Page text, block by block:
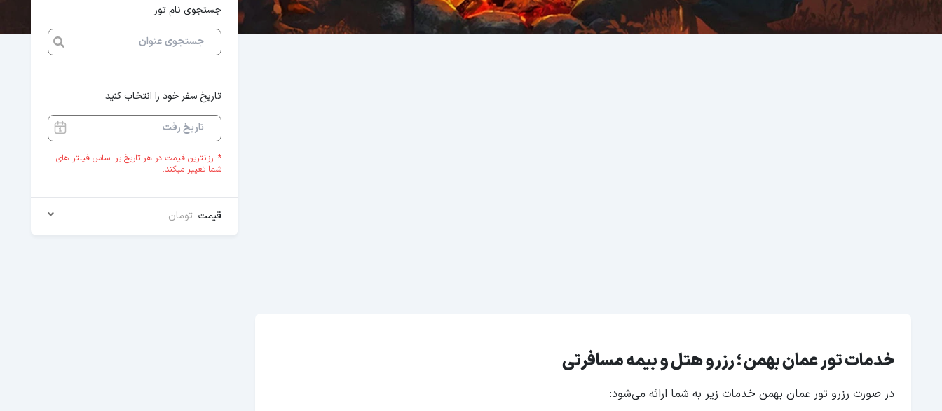
جستجوی نام تور
تاریخ سفر خود را انتخاب کنید
* ارزانترین قیمت در هر تاریخ بر اساس فیلتر های
شما تغییر میکند.
قیمت تومان
خدمات تور عمان بهمن ؛ رزرو هتل و بیمه مسافرتی
در صورت رزرو تور عمان بهمن خدمات زیر به شما ارائه می‌شود: